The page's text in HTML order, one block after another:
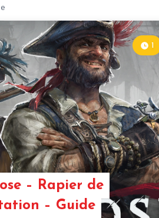
– Rapier de
– Guide
1